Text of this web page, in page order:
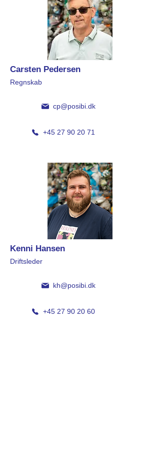
Carsten Pedersen
Regnskab
cp@posibi.dk
+45 27 90 20 71
Kenni Hansen
Driftsleder
kh@posibi.dk
+45 27 90 20 60